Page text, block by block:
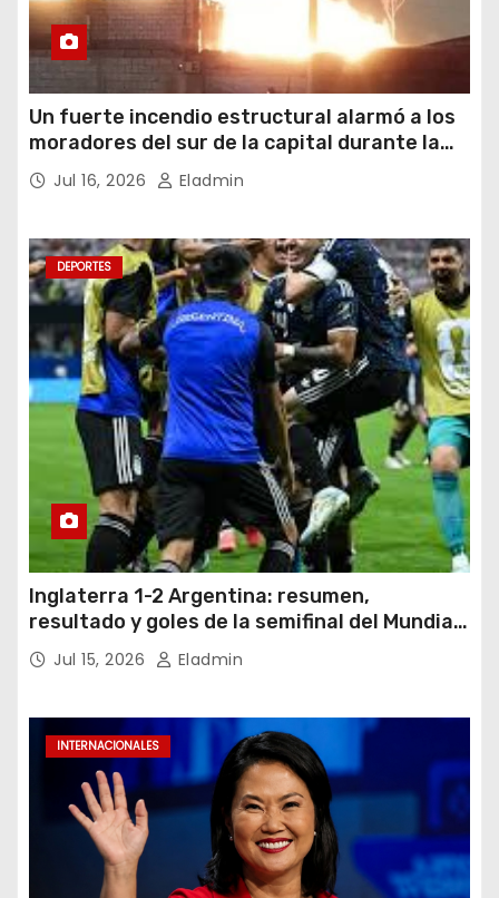
Un fuerte incendio estructural alarmó a los
moradores del sur de la capital durante la
noche del miércoles 15 de julio de 2026
Jul 16, 2026 Eladmin
DEPORTES
Inglaterra 1-2 Argentina: resumen,
resultado y goles de la semifinal del Mundial
2026Jul 15, 2026 Eladmin
INTERNACIONALES